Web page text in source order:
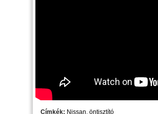
Címkék: Nissan, öntisztító